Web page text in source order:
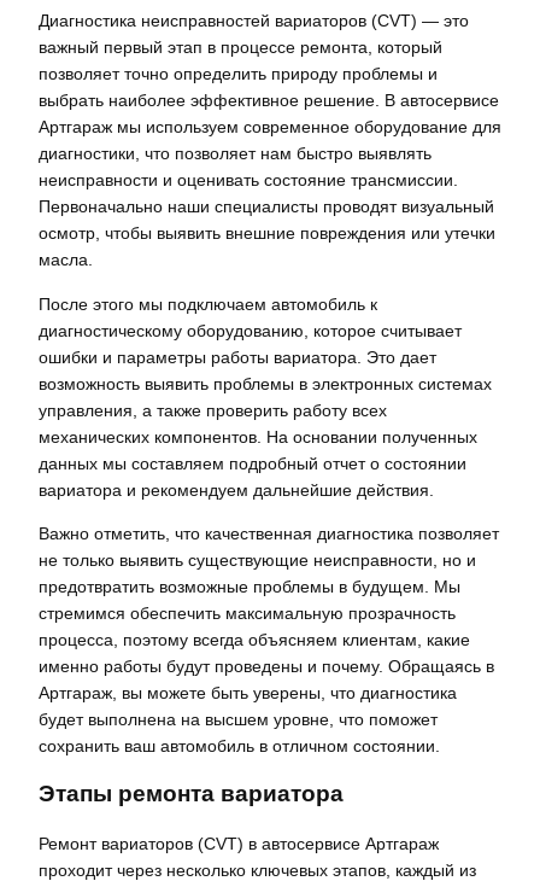
Диагностика неисправностей вариаторов (CVT) — это
важный первый этап в процессе ремонта, который
позволяет точно определить природу проблемы и
выбрать наиболее эффективное решение. В автосервисе
Артгараж мы используем современное оборудование для
диагностики, что позволяет нам быстро выявлять
неисправности и оценивать состояние трансмиссии.
Первоначально наши специалисты проводят визуальный
осмотр, чтобы выявить внешние повреждения или утечки
масла.
После этого мы подключаем автомобиль к
диагностическому оборудованию, которое считывает
ошибки и параметры работы вариатора. Это дает
возможность выявить проблемы в электронных системах
управления, а также проверить работу всех
механических компонентов. На основании полученных
данных мы составляем подробный отчет о состоянии
вариатора и рекомендуем дальнейшие действия.
Важно отметить, что качественная диагностика позволяет
не только выявить существующие неисправности, но и
предотвратить возможные проблемы в будущем. Мы
стремимся обеспечить максимальную прозрачность
процесса, поэтому всегда объясняем клиентам, какие
именно работы будут проведены и почему. Обращаясь в
Артгараж, вы можете быть уверены, что диагностика
будет выполнена на высшем уровне, что поможет
сохранить ваш автомобиль в отличном состоянии.
Этапы ремонта вариатора
Ремонт вариаторов (CVT) в автосервисе Артгараж
проходит через несколько ключевых этапов, каждый из